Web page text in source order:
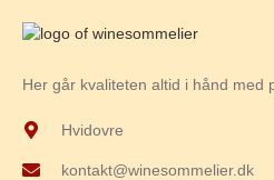
Her går kvaliteten altid i hånd med
Hvidovre
kontakt@winesommelier.dk